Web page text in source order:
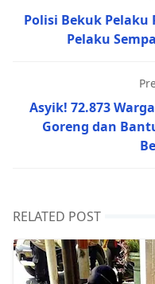
Polisi Bekuk Pelaku
Pelaku
Asyik! 72.873
Goreng dan
RELATED POST